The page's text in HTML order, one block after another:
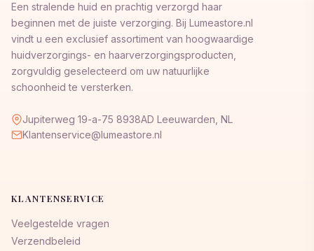
Een stralende huid en prachtig verzorgd haar
beginnen met de juiste verzorging. Bij Lumeastore.nl
vindt u een exclusief assortiment van hoogwaardige
huidverzorgings- en haarverzorgingsproducten,
zorgvuldig geselecteerd om uw natuurlijke
schoonheid te versterken.
Jupiterweg 19-a-75 8938AD Leeuwarden, NL
Klantenservice@lumeastore.nl
KLANTENSERVICE
Veelgestelde vragen
Verzendbeleid